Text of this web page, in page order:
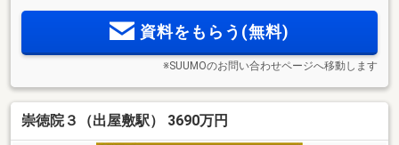
資料をもらう(無料)
※SUUMOのお問い合わせページへ移動します
崇徳院３（出屋敷駅） 3690万円